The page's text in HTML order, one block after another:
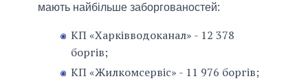
мають найбільше заборгованостей:
КП «Харківводоканал» - 12 378
боргів;
КП «Жилкомсервіс» - 11 976 боргів;